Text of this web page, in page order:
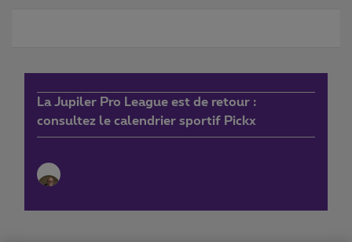
La Jupiler Pro League est de retour :
consultez le calendrier sportif Pickx